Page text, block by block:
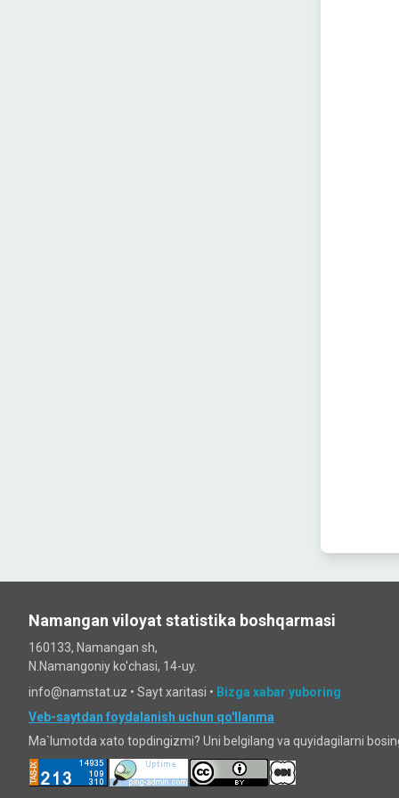
Namangan viloyat statistika boshqarmasi
160133, Namangan sh,
N.Namangoniy ko'chasi, 14-uy.
info@namstat.uz • Sayt xaritasi • Bizga xabar yuboring
Veb-saytdan foydalanish uchun qo'llanma
Ma`lumotda xato topdingizmi? Uni belgilang va quyidagilarni